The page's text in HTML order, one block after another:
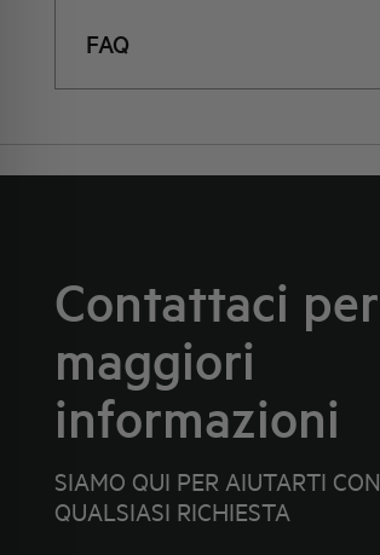
FAQ
Contattaci per
maggiori
informazioni
SIAMO QUI PER AIUTARTI CON
QUALSIASI RICHIESTA